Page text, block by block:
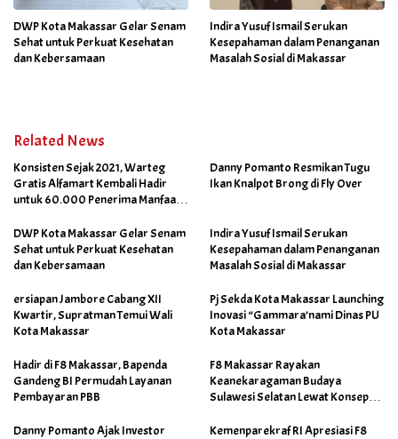
DWP Kota Makassar Gelar Senam
Sehat untuk Perkuat Kesehatan
dan Kebersamaan
Indira Yusuf Ismail Serukan
Kesepahaman dalam Penanganan
Masalah Sosial di Makassar
Related News
Konsisten Sejak 2021, Warteg
Gratis Alfamart Kembali Hadir
untuk 60.000 Penerima Manfaat
Danny Pomanto Resmikan Tugu
Ikan Knalpot Brong di Fly Over
DWP Kota Makassar Gelar Senam
Sehat untuk Perkuat Kesehatan
dan Kebersamaan
Indira Yusuf Ismail Serukan
Kesepahaman dalam Penanganan
Masalah Sosial di Makassar
ersiapan Jambore Cabang XII
Kwartir, Supratman Temui Wali
Kota Makassar
Pj Sekda Kota Makassar Launching
Inovasi “Gammara’nami Dinas PU
Kota Makassar
Hadir di F8 Makassar, Bapenda
Gandeng BI Permudah Layanan
Pembayaran PBB
F8 Makassar Rayakan
Keanekaragaman Budaya
Sulawesi Selatan Lewat Konsep
Danny Pomanto Ajak Investor
Kemenparekraf RI Apresiasi F8